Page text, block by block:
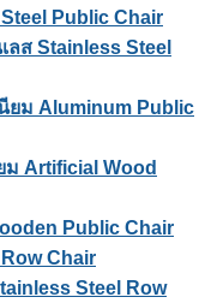
Public Chair
ส Stainless Steel
ยม Aluminum Public
ม Artificial Wood
Public Chair
Chair
Steel Row